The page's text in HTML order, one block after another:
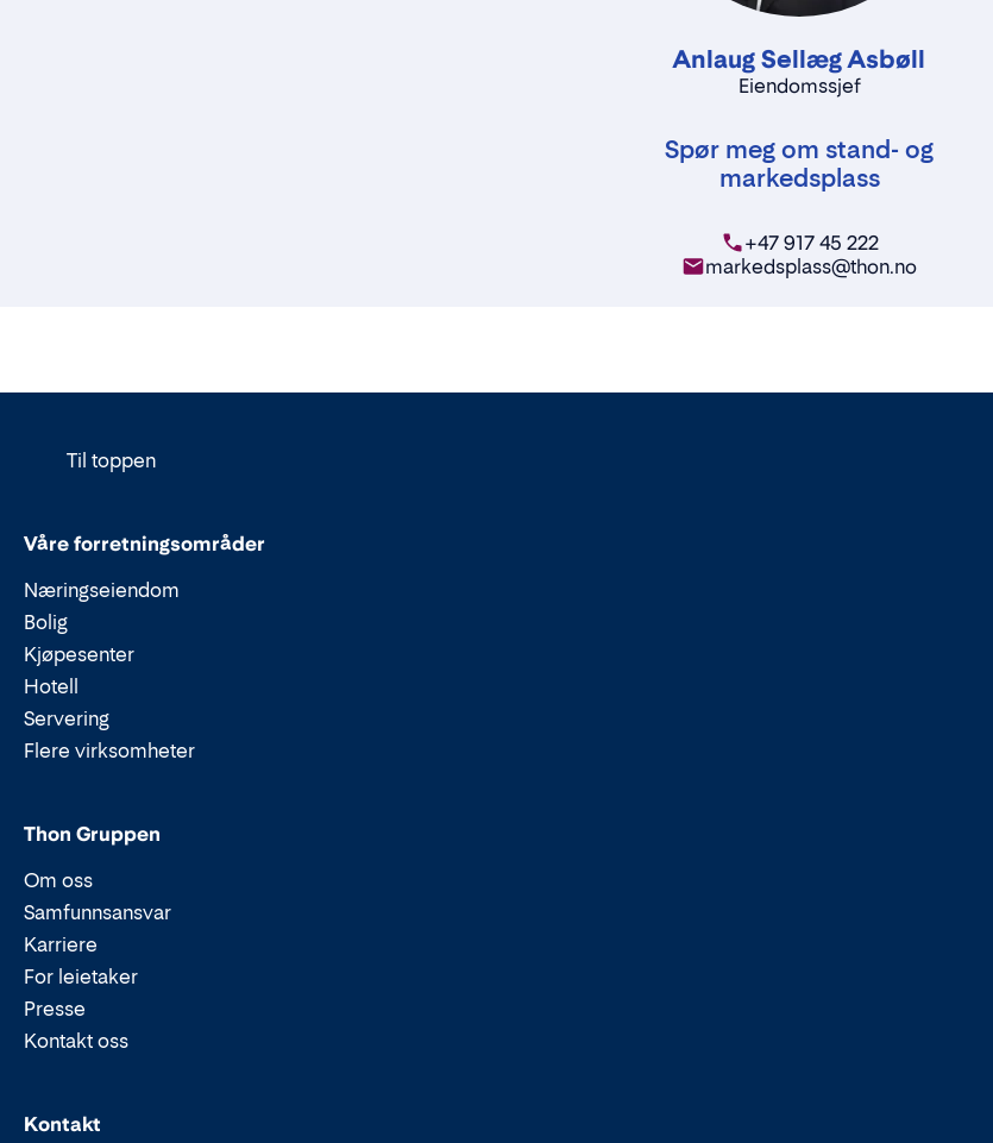
Spør meg om stand- og
markedsplass
Anlaug Sellæg Asbøll
Eiendomssjef
+47 917 45 222
markedsplass@thon.no
Til toppen
Våre forretningsområder
Næringseiendom
Bolig
Kjøpesenter
Hotell
Servering
Flere virksomheter
Thon Gruppen
Om oss
Samfunnsansvar
Karriere
For leietaker
Presse
Kontakt oss
Kontakt
Epost:
Telefon: